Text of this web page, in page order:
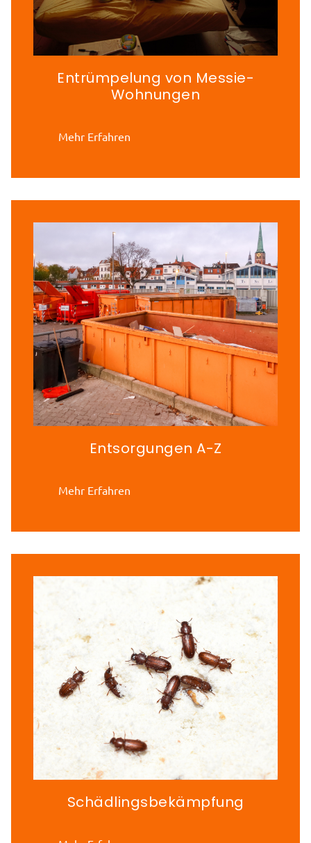
Entrümpelung von Messie-
Wohnungen
Mehr Erfahren
Entsorgungen A-Z
Mehr Erfahren
Schädlingsbekämpfung